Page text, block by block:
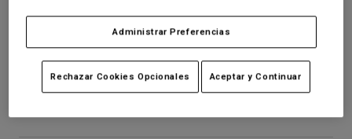
Otros Accesorios
Accesorios
Añadir al carrito
Envío gratuito para pedidos superiores a 125€
Administrar Preferencias
Rechazar Cookies Opcionales Aceptar y Continuar